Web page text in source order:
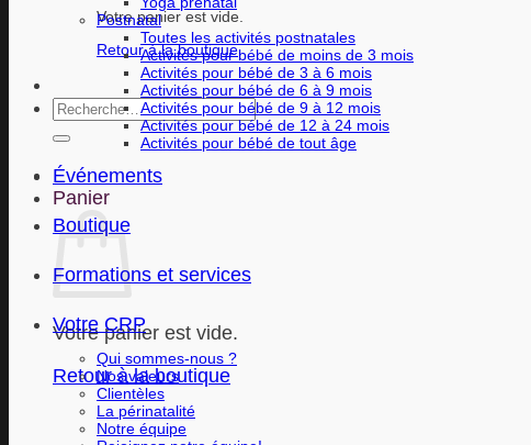
Votre panier est vide.
Retour à la boutique
Recherche
pour :
Panier
Votre panier est vide.
Retour à la boutique
Postnatal
Toutes les activités postnatales
Activités pour bébé de moins de 3 mois
Activités pour bébé de 3 à 6 mois
Activités pour bébé de 6 à 9 mois
Activités pour bébé de 9 à 12 mois
Activités pour bébé de 12 à 24 mois
Activités pour bébé de tout âge
Événements
Boutique
Formations et services
Votre CRP
Qui sommes-nous ?
Nos valeurs
Clientèles
La périnatalité
Notre équipe